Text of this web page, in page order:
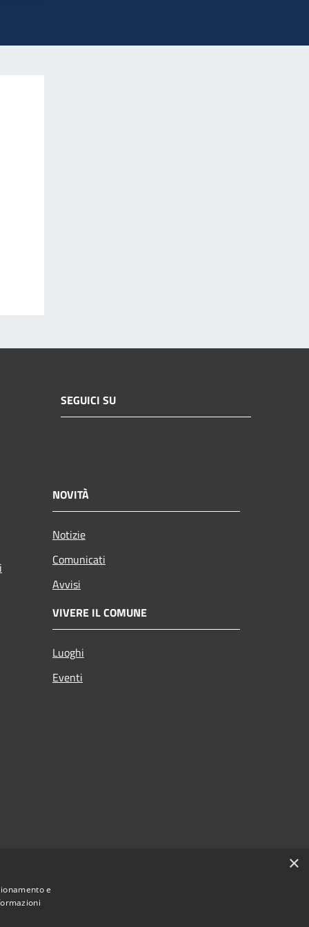
SEGUICI SU
NOVITÀ
Notizie
Comunicati
Avvisi
VIVERE IL COMUNE
Luoghi
Eventi
×
e